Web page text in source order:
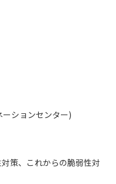
ションセンター)
策、これからの脆弱性対